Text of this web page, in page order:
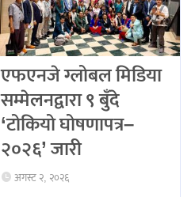
एफएनजे ग्लोबल मिडिया
सम्मेलनद्वारा ९ बुँदे
‘टोकियो घोषणापत्र–
२०२६’ जारी
अगस्ट २, २०२६